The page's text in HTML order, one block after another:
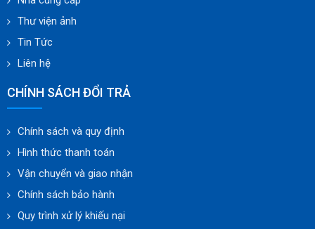
Thư viện ảnh
Tin Tức
Liên hệ
CHÍNH SÁCH ĐỔI TRẢ
Chính sách và quy định
Hình thức thanh toán
Vận chuyển và giao nhận
Chính sách bảo hành
Quy trình xử lý khiếu nại